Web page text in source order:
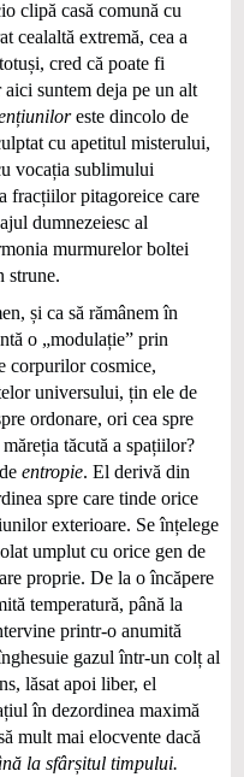
clipă casă comună cu
cealaltă extremă, cea a
cred că poate fi
suntem deja pe un alt
este dincolo de
cu apetitul misterului,
vocația sublimului
fracțiilor pitagoreice care
dumnezeiesc al
murmurelor boltei
strune.
și ca să rămânem în
o „modulație” prin
corpurilor cosmice,
universului, țin ele de
ordonare, ori cea spre
tăcută a spațiilor?
entropie. El derivă din
spre care tinde orice
exterioare. Se înțelege
umplut cu orice gen de
proprie. De la o încăpere
temperatură, până la
printr-o anumită
gazul într-un colț al
lăsat apoi liber, el
în dezordinea maximă
mult mai elocvente dacă
la sfârșitul timpului.